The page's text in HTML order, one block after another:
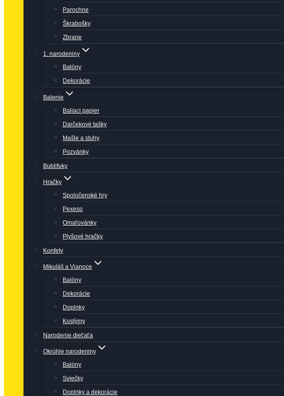
Parochne
Škrabošky
Zbrane
1. narodeniny
Balóny
Dekorácie
Balenie
Baliaci papier
Darčekové tašky
Mašle a stuhy
Pozvánky
Bublifuky
Hračky
Spoločenské hry
Pexeso
Omaľovánky
Plyšové hračky
Konfety
Mikuláš a Vianoce
Balóny
Dekorácie
Doplnky
Kostýmy
Narodenie dieťaťa
Okrúhle narodeniny
Balóny
Sviečky
Doplnky a dekorácie